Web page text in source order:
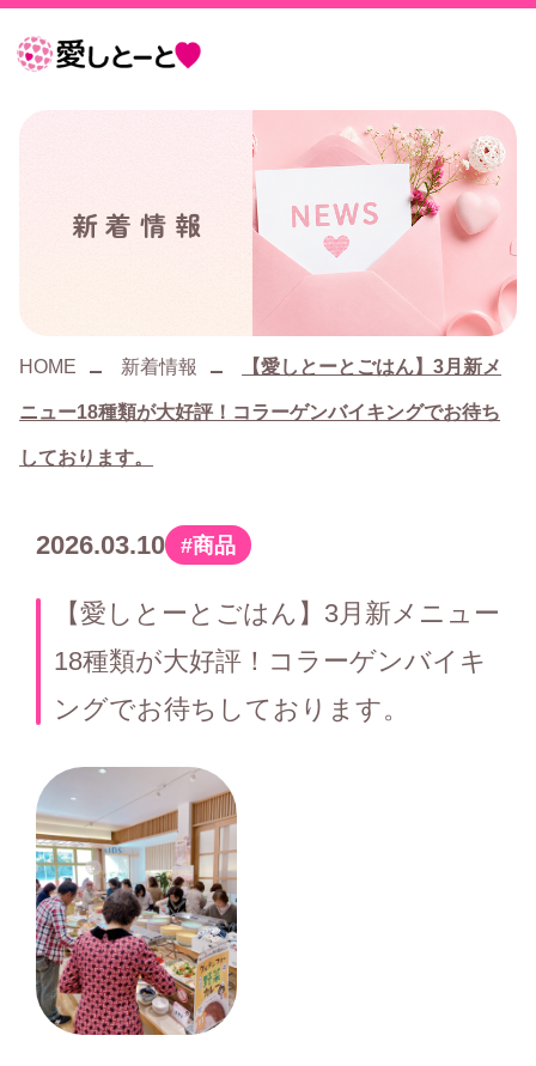
愛
新着情報
HOME 新着情報 【愛しとーとごはん】3月新メ
ニュー18種類が大好評！コラーゲンバイキングでお待ち
しております。
【愛しとーとごはん】3月新メニュー
18種類が大好評！コラーゲンバイキ
ングでお待ちしております。
2026.03.10カ 商品